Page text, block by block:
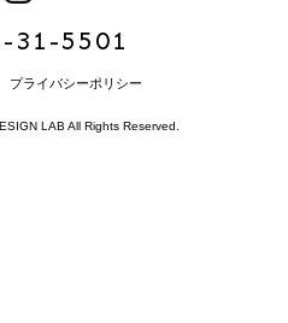
31-5501
プライバシーポリシー
LAB All Rights Reserved.